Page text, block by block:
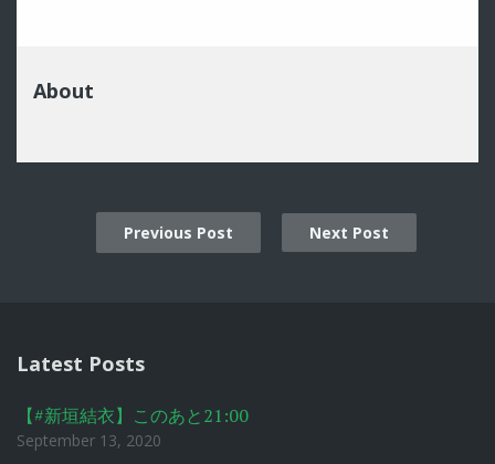
About
Previous Post Next Post
Latest Posts
【#新垣結衣】このあと21:00
September 13, 2020